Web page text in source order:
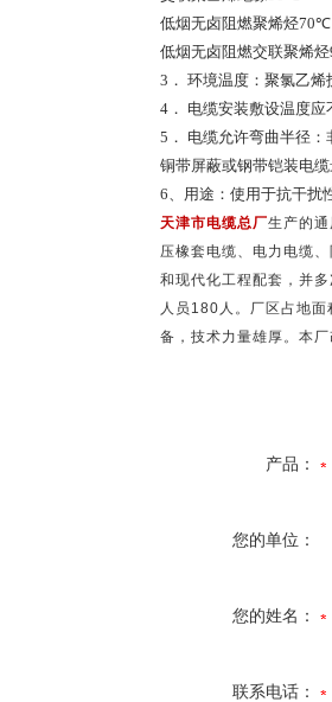
低烟无卤阻燃聚烯烃70℃
低烟无卤阻燃交联聚烯烃
3 ． 环境温度：聚氯乙烯
4 ． 电缆安装敷设温度应
5 ． 电缆允许弯曲半径
铜带屏蔽或钢带铠装电
6、用途：使用于抗干扰
天津市电缆总厂生产的
压橡套电缆、电力电缆
和现代化工程配套，并
人员 180 人。厂区占地面
备，技术力量雄厚。本
产品：
您的单位：
您的姓名：
联系电话：